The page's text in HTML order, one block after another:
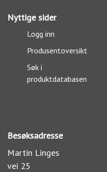
Nyttige sider
Logg inn
Produsentoversikt
Søk i
produktdatabasen
Besøksadresse
Martin Linges
vei 25